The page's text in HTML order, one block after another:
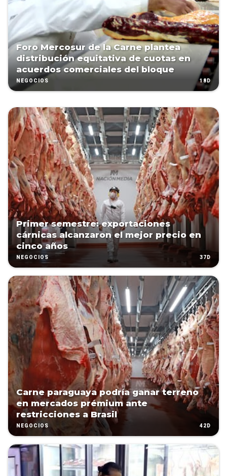
Foro Mercosur de la Carne plantea
distribución equitativa de cuotas en
acuerdos comerciales del bloque
NEGOCIOS 18D
Primer semestre: exportaciones
cárnicas alcanzaron el mejor precio en
cinco años
NEGOCIOS 37D
Carne paraguaya podría ganar terreno
en mercados prémium ante
restricciones a Brasil
NEGOCIOS 42D